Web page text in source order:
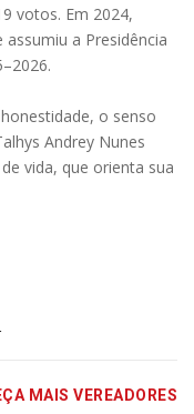
votos. Em 2024,
a Presidência
o senso
Andrey Nunes
vida, que orienta sua
MAIS VEREADORES